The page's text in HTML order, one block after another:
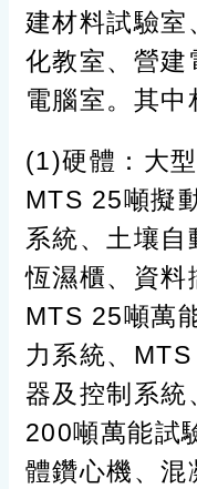
建材料試驗室
化教室、營建
電腦室。其中
(1)硬體：大
MTS 25噸擬
系統、土壤自
恆濕櫃、資料
MTS 25噸萬
力系統、
器及控制系統
200噸萬能試
體鑽心機、混